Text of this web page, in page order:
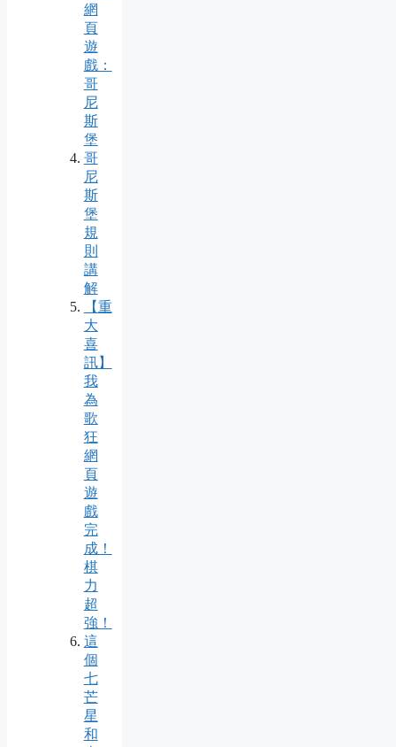
網
頁
遊
戲：
哥
尼
斯
堡
哥
尼
斯
堡
規
則
講
解
【重
大
喜
訊】
我
為
歌
狂
網
頁
遊
戲
完
成！
棋
力
超
強！
這
個
七
芒
星
和